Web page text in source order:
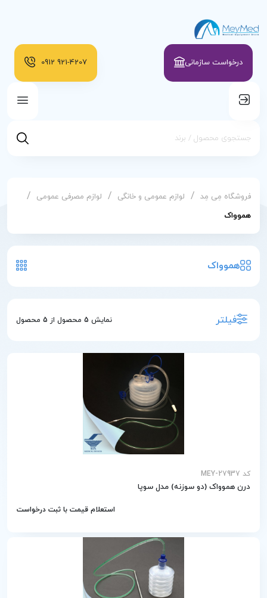
درخواست سازمانی 921-4207
0912
فروشگاه مِی مِد / لوازم عمومی و خانگی / لوازم مصرفی عمومی /
هموواک
هموواک
فیلتر نمایش 5 محصول از 5 محصول
کد MEY-27937
درن هموواک (دو سوزنه) مدل سوپا
استعلام قیمت با ثبت درخواست